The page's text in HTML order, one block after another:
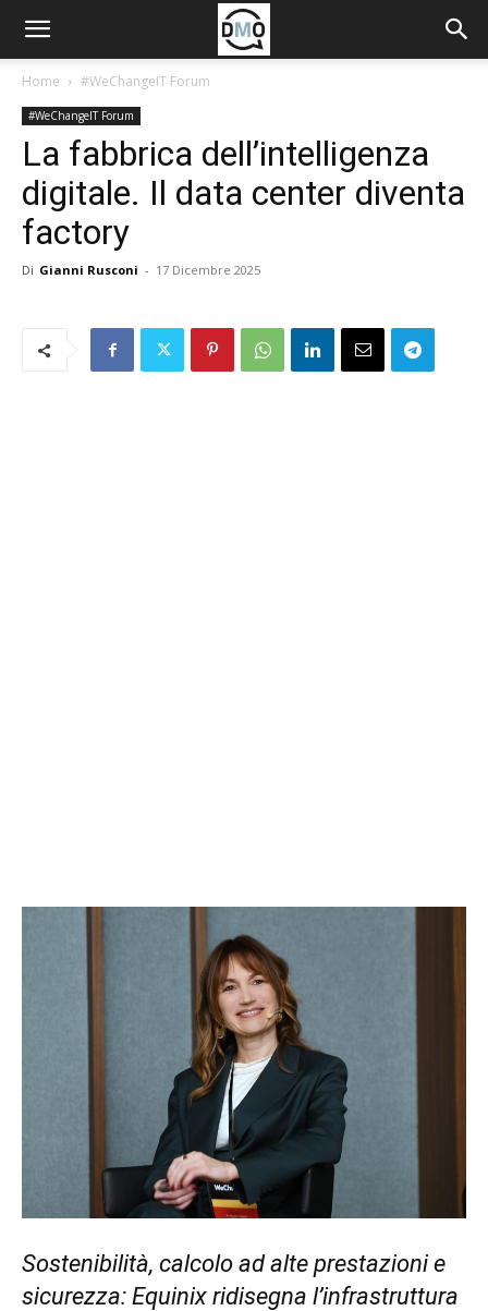
Home #WeChangeIT Forum
#WeChangeIT Forum
La fabbrica dell’intelligenza
digitale. Il data center diventa
factory
Di Gianni Rusconi - 17 Dicembre 2025
Sostenibilità, calcolo ad alte prestazioni e
sicurezza: Equinix ridisegna l’infrastruttura